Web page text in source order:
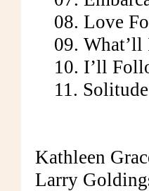
08. Love
09. What’ll
10. I’ll
11.
Kathleen
Larry